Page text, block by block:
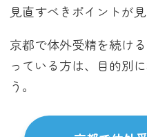
見直すべきポイントが
京都で体外受精を続け
っている方は、目的別
う。